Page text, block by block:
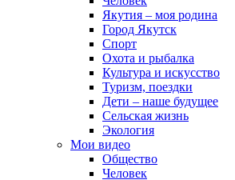
Якутия – моя родина
Город Якутск
Спорт
Охота и рыбалка
Культура и искусство
Туризм, поездки
Дети – наше будущее
Сельская жизнь
Экология
Мои видео
Общество
Человек